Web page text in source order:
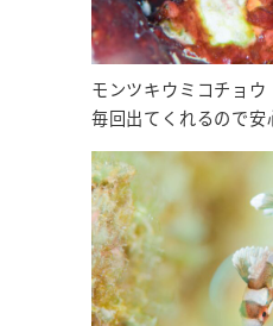
モンツキウミコチョ
毎回出てくれるので安